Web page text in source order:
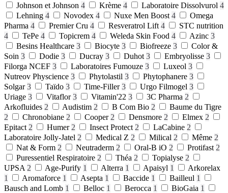
Johnson et Johnson 4 Krème 4 Laboratoire Dissolvurol 4
Lehning 4 Novodex 4 Nuxe Men Boost 4
Omega
Pharma 4 Premier Cru 4 Resveratrol Lift 4
STC nutrition
4
TePe 4 Topicrem 4 Weleda Skin Food 4 Azinc 3
Besins Healthcare 3 Biocyte 3 Biofreeze 3
Color &
Soin 3 Dodie 3 Ducray 3 Duhot 3 Embryolisse 3
Filorga NCEF 3 Laboratoires Fumouze 3 Luxeol 3
Nutreov Physcience 3 Phytolastil 3 Phytophanere 3
Solgar3 Taïdo 3 Time-Filler3 Urgo Filmogel 3
Uriage 3 Vitaflor3 Vitamin'22 3 3C Pharma 2
Arkofluides 2 Audistim 2 B Com Bio 2
Baume du Tigre
2
Chronobiane 2 Cooper 2 Densmore 2 Elmex 2
Epitact 2 Humer 2 Insect Protect 2 LaCabine 2
Laboratoire Jolly-Jatel 2 Medical Z 2 Milical 2 Même 2
Nat & Form 2 Neutraderm 2 Oral-B iO 2 Protifast 2
Puressentiel Respiratoire 2 Théa 2 Topialyse 2
UPSA 2 Age-Purify 1 Alterra 1 Apaisyl 1
Arkorelax
1
Aromaforce 1 Asepta 1 Baccide 1 Bailleul 1
Bausch and Lomb 1 Belloc 1 Berocca 1 BioGaia 1